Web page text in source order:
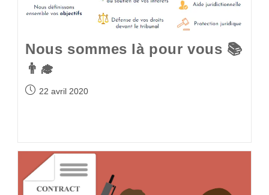
Nous sommes là pour vous 📚
👨‍🎓
22 avril 2020